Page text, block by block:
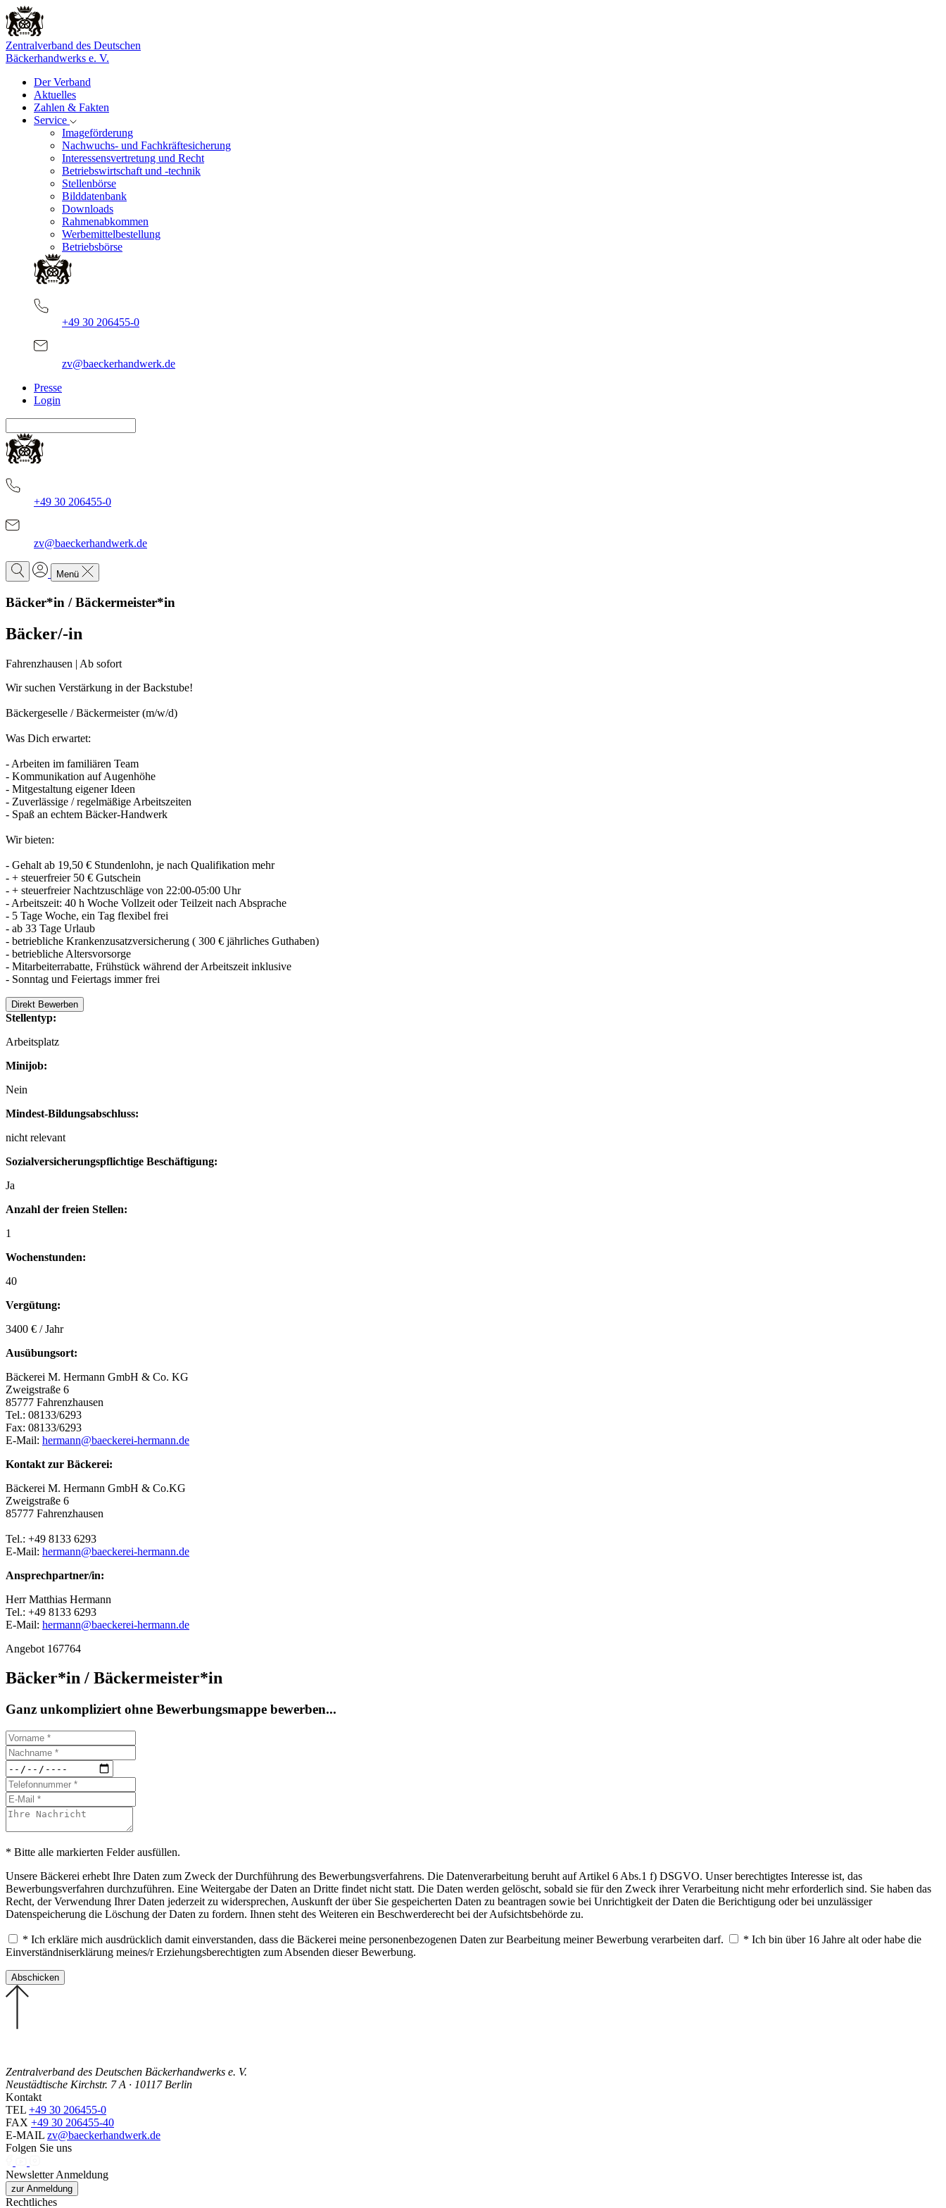
Zentralverband des Deutschen
Bäckerhandwerks e. V.
Der Verband
Aktuelles
Zahlen & Fakten
Service
Imageförderung
Nachwuchs- und Fachkräftesicherung
Interessensvertretung und Recht
Betriebswirtschaft und -technik
Stellenbörse
Bilddatenbank
Downloads
Rahmenabkommen
Werbemittelbestellung
Betriebsbörse
+49 30 206455-0
zv@baeckerhandwerk.de
Presse
Login
+49 30 206455-0
zv@baeckerhandwerk.de
Menü
Bäcker*in / Bäckermeister*in
Bäcker/-in
Fahrenzhausen | Ab sofort
Wir suchen Verstärkung in der Backstube!
Bäckergeselle / Bäckermeister (m/w/d)
Was Dich erwartet:
- Arbeiten im familiären Team
- Kommunikation auf Augenhöhe
- Mitgestaltung eigener Ideen
- Zuverlässige / regelmäßige Arbeitszeiten
- Spaß an echtem Bäcker-Handwerk
Wir bieten:
- Gehalt ab 19,50 € Stundenlohn, je nach Qualifikation mehr
- + steuerfreier 50 € Gutschein
- + steuerfreier Nachtzuschläge von 22:00-05:00 Uhr
- Arbeitszeit: 40 h Woche Vollzeit oder Teilzeit nach Absprache
- 5 Tage Woche, ein Tag flexibel frei
- ab 33 Tage Urlaub
- betriebliche Krankenzusatzversicherung ( 300 € jährliches Guthaben)
- betriebliche Altersvorsorge
- Mitarbeiterrabatte, Frühstück während der Arbeitszeit inklusive
- Sonntag und Feiertags immer frei
Direkt Bewerben
Stellentyp:
Arbeitsplatz
Minijob:
Nein
Mindest-Bildungsabschluss:
nicht relevant
Sozialversicherungspflichtige Beschäftigung:
Ja
Anzahl der freien Stellen:
1
Wochenstunden:
40
Vergütung:
3400 € / Jahr
Ausübungsort:
Bäckerei M. Hermann GmbH & Co. KG
Zweigstraße 6
85777 Fahrenzhausen
Tel.: 08133/6293
Fax: 08133/6293
E-Mail: hermann@baeckerei-hermann.de
Kontakt zur Bäckerei:
Bäckerei M. Hermann GmbH & Co.KG
Zweigstraße 6
85777 Fahrenzhausen
Tel.: +49 8133 6293
E-Mail: hermann@baeckerei-hermann.de
Ansprechpartner/in:
Herr Matthias Hermann
Tel.: +49 8133 6293
E-Mail: hermann@baeckerei-hermann.de
Angebot 167764
Bäcker*in / Bäckermeister*in
Ganz unkompliziert ohne Bewerbungsmappe bewerben...
* Bitte alle markierten Felder ausfüllen.
Unsere Bäckerei erhebt Ihre Daten zum Zweck der Durchführung des Bewerbungsverfahrens. Die Datenverarbeitung beruht auf Artikel 6 Abs.1 f) DSGVO. Unser berechtigtes Interesse ist, das
Bewerbungsverfahren durchzuführen. Eine Weitergabe der Daten an Dritte findet nicht statt. Die Daten werden gelöscht, sobald sie für den Zweck ihrer Verarbeitung nicht mehr erforderlich sind. Sie haben das
Recht, der Verwendung Ihrer Daten jederzeit zu widersprechen, Auskunft der über Sie gespeicherten Daten zu beantragen sowie bei Unrichtigkeit der Daten die Berichtigung oder bei unzulässiger
Datenspeicherung die Löschung der Daten zu fordern. Ihnen steht des Weiteren ein Beschwerderecht bei der Aufsichtsbehörde zu.
* Ich erkläre mich ausdrücklich damit einverstanden, dass die Bäckerei meine personenbezogenen Daten zur Bearbeitung meiner Bewerbung verarbeiten darf.
* Ich bin über 16 Jahre alt oder habe die
Einverständniserklärung meines/r Erziehungsberechtigten zum Absenden dieser Bewerbung.
Zentralverband des Deutschen Bäckerhandwerks e. V.
Neustädtische Kirchstr. 7 A · 10117 Berlin
Kontakt
TEL +49 30 206455-0
FAX +49 30 206455-40
E-MAIL zv@baeckerhandwerk.de
Folgen Sie uns
Newsletter Anmeldung
zur Anmeldung
Rechtliches